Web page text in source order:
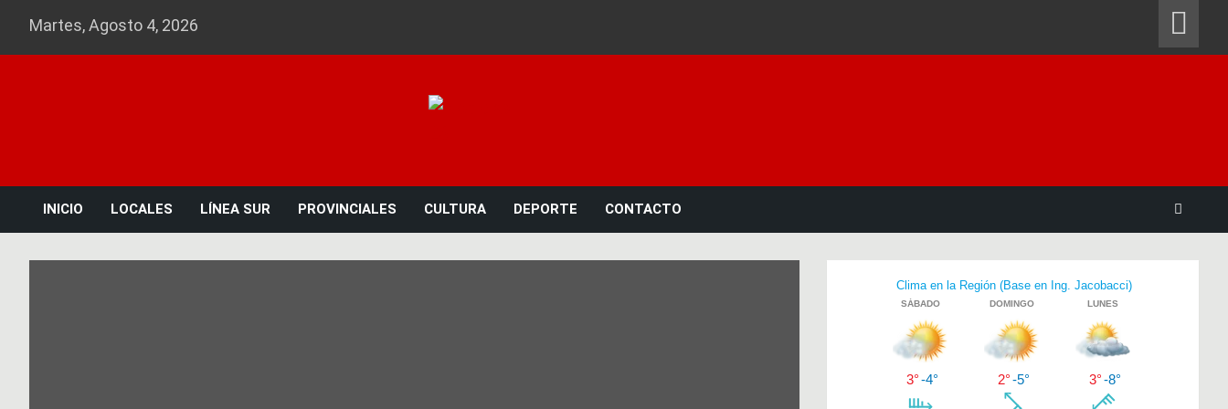
Martes, Agosto 4, 2026
INICIO LOCALES LÍNEA SUR PROVINCIALES CULTURA DEPORTE CONTACTO